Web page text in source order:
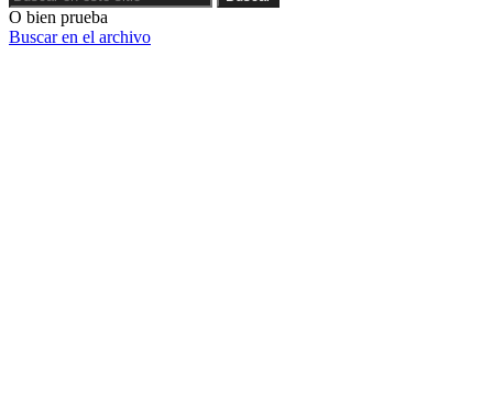
O bien prueba
Buscar en el archivo